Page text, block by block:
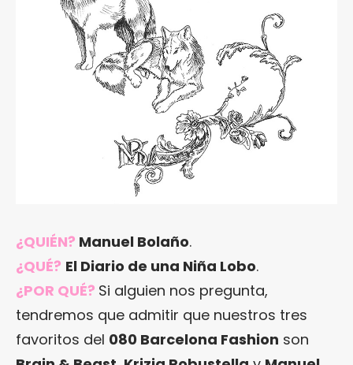
¿QUIÉN? Manuel Bolaño.
¿QUÉ? El Diario de una Niña Lobo.
¿POR QUÉ? Si alguien nos pregunta,
tendremos que admitir que nuestros tres
favoritos del 080 Barcelona Fashion son